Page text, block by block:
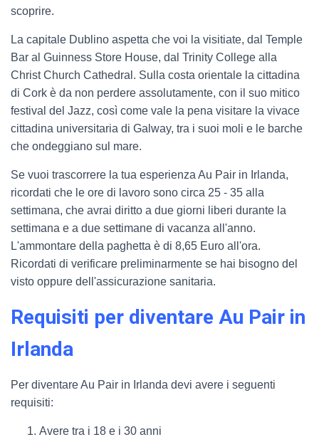
scoprire.
La capitale Dublino aspetta che voi la visitiate, dal Temple
Bar al Guinness Store House, dal Trinity College alla
Christ Church Cathedral. Sulla costa orientale la cittadina
di Cork è da non perdere assolutamente, con il suo mitico
festival del Jazz, così come vale la pena visitare la vivace
cittadina universitaria di Galway, tra i suoi moli e le barche
che ondeggiano sul mare.
Se vuoi trascorrere la tua esperienza Au Pair in Irlanda,
ricordati che le ore di lavoro sono circa 25 - 35 alla
settimana, che avrai diritto a due giorni liberi durante la
settimana e a due settimane di vacanza all'anno.
L'ammontare della paghetta è di 8,65 Euro all'ora.
Ricordati di verificare preliminarmente se hai bisogno del
visto oppure dell'assicurazione sanitaria.
Requisiti per diventare Au Pair in
Irlanda
Per diventare Au Pair in Irlanda devi avere i seguenti
requisiti:
Avere tra i 18 e i 30 anni